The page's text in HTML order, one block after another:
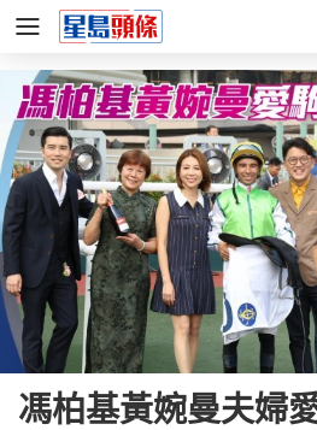
馮柏基黃婉曼夫婦